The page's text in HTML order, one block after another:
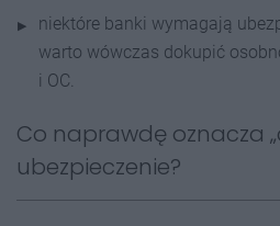
niektóre banki wymagają
warto wówczas dokupić
i OC.
Co naprawdę oznacza
ubezpieczenie?